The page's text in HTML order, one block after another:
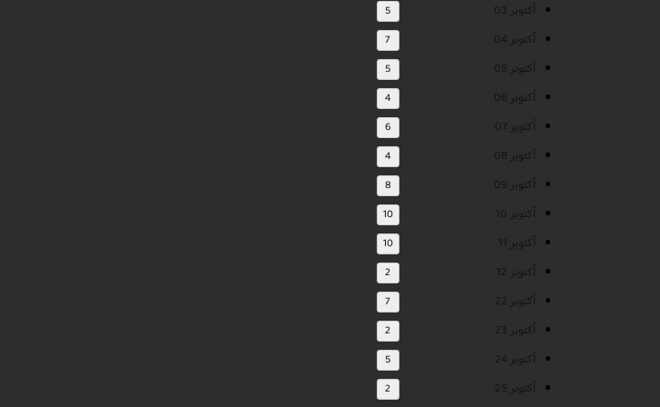
أكتوبر 03 5
أكتوبر 04 7
أكتوبر 05 5
أكتوبر 06 4
أكتوبر 07 6
أكتوبر 08 4
أكتوبر 09 8
أكتوبر 10 10
أكتوبر 11 10
أكتوبر 12 2
أكتوبر 22 7
أكتوبر 23 2
أكتوبر 24 5
أكتوبر 25 2